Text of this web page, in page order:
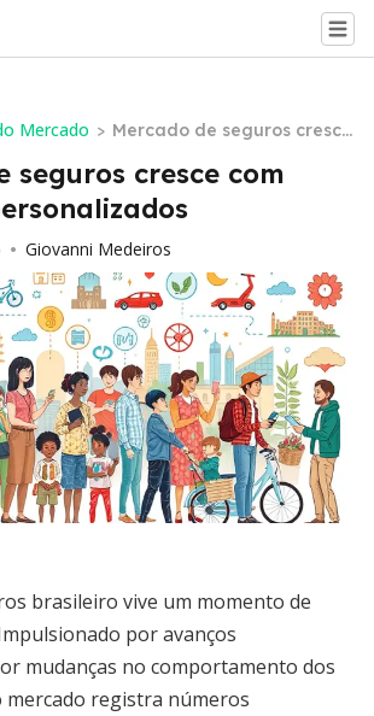
Mercado > Mercado de seguros cresce
os
seguros cresce com
• Giovanni Medeiros
brasileiro vive um momento de
por avanços
mudanças no comportamento dos
mercado registra números